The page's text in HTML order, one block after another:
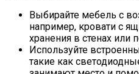
Выбирайте мебель с
например, кровати с
хранения в стенах или
Используйте
такие как